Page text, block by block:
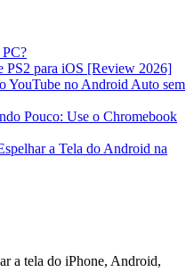
PS2 para iOS [Review 2026]
YouTube no Android Auto sem
Pouco: Use o Chromebook
a Tela do Android na
a tela do iPhone, Android,